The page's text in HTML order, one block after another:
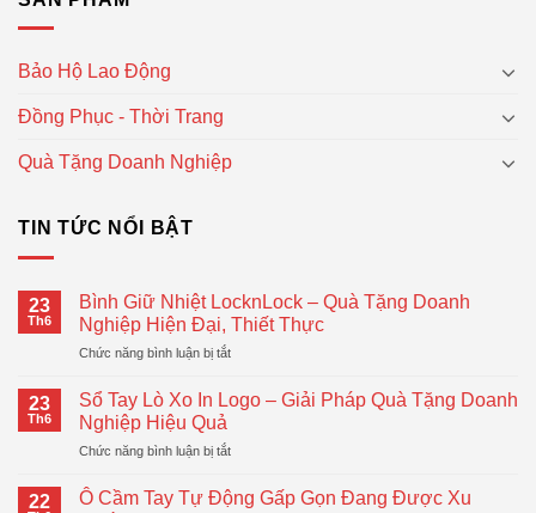
Bảo Hộ Lao Động
Đồng Phục - Thời Trang
Quà Tặng Doanh Nghiệp
TIN TỨC NỔI BẬT
23
Th6
Bình Giữ Nhiệt LocknLock – Quà Tặng Doanh
Nghiệp Hiện Đại, Thiết Thực
Chức năng bình luận bị tắtở
Nhiệt
–
Tặng
23
Th6
Sổ Tay Lò Xo In Logo – Giải Pháp Quà Tặng Doanh
Nghiệp Hiệu Quả
Chức năng bình luận bị tắtở
Tay
22
Ô Cầm Tay Tự Động Gấp Gọn Đang Được Xu